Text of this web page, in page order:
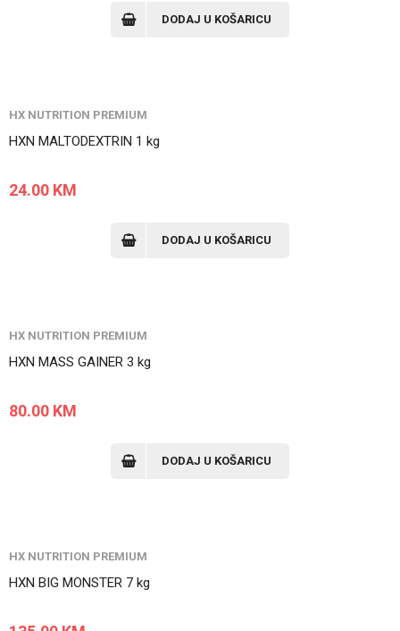
DODAJ U KOŠARICU
HX NUTRITION PREMIUM
HXN MALTODEXTRIN 1 kg
24.00 KM
DODAJ U KOŠARICU
HX NUTRITION PREMIUM
HXN MASS GAINER 3 kg
80.00 KM
DODAJ U KOŠARICU
HX NUTRITION PREMIUM
HXN BIG MONSTER 7 kg